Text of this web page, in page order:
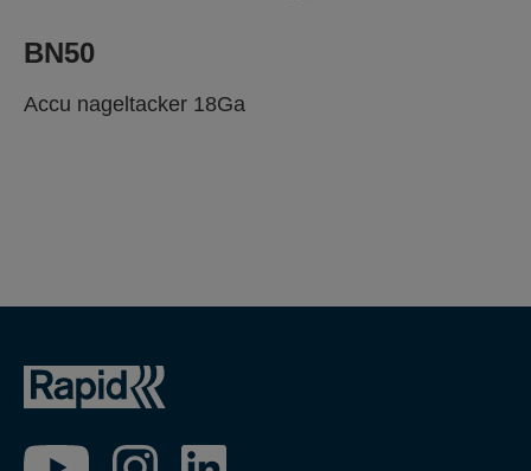
BN50
Accu nageltacker 18Ga